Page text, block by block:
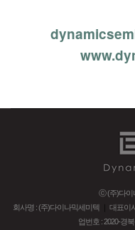
ⓒ (주)다이
회사명 : (주)다이나믹세미텍
대표이
업번호 : 2020-경